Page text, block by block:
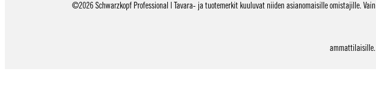
©2026 Schwarzkopf Professional | Tavara- ja tuotemerkit kuuluvat niiden asianomaisille omistajille. Vain
ammattilaisille.